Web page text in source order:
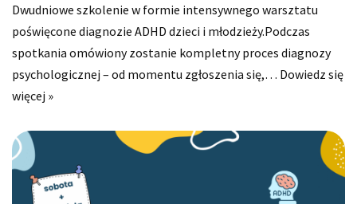
Dwudniowe szkolenie w formie intensywnego warsztatu
poświęcone diagnozie ADHD dzieci i młodzieży.Podczas
spotkania omówiony zostanie kompletny proces diagnozy
psychologicznej – od momentu zgłoszenia się,… Dowiedz się
więcej »